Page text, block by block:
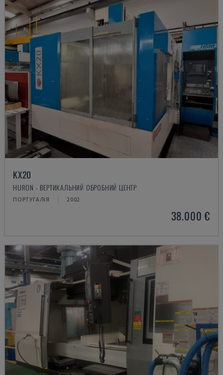
KX20
HURON - ВЕРТИКАЛЬНИЙ ОБРОБНИЙ ЦЕНТР
ПОРТУГАЛІЯ 2002
38.000 €